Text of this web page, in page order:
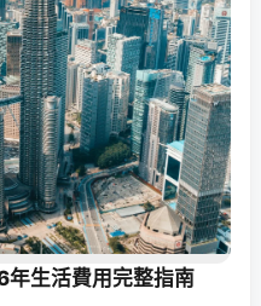
生活費用完整指南